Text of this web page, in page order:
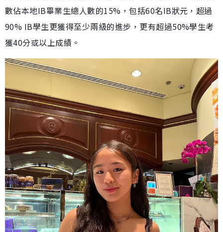
數佔本地IB畢業生總人數的15%，包括60名IB狀元，超過
90% IB學生更獲得至少兩級的進步，更有超過50%學生考
獲40分或以上成績。